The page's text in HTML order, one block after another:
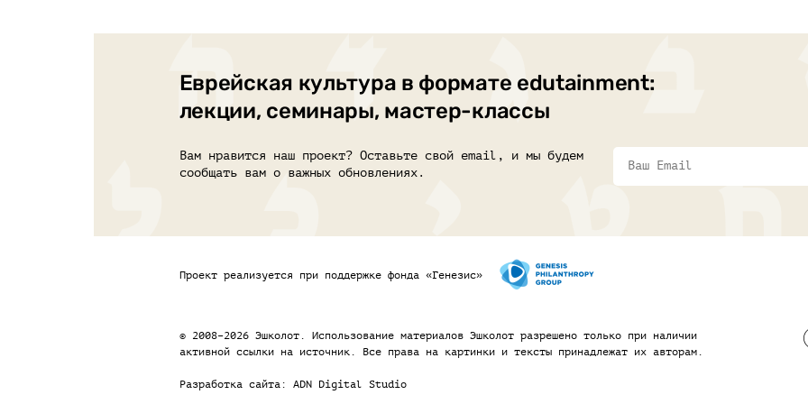
Еврейская культура в формате edutainment:
лекции, семинары, мастер-классы
Вам нравится наш проект? Оставьте свой email, и мы будем
сообщать вам о важных обновлениях.
Проект реализуется при поддержке фонда «Генезис»
© 2008–2026 Эшколот. Использование материалов Эшколот разрешено только при наличии
активной ссылки на источник. Все права на картинки и тексты принадлежат их авторам.
Разработка сайта: ADN Digital Studio